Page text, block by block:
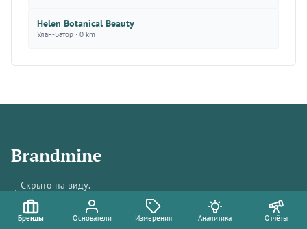
Helen Botanical Beauty
Улан-Батор · 0 km
Brandmine
🔆
Скрыто на виду.
Ненадолго.
Джорджтаун, Пенанг, Малайзия
Бренды Основатели Измерения Аналитика Отчёты